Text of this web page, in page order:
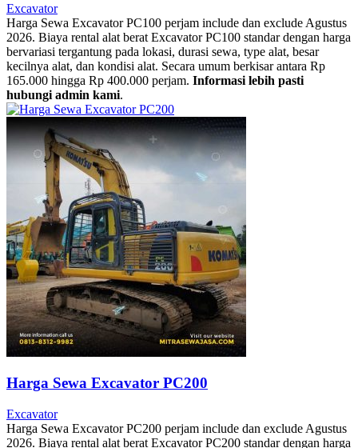
Excavator
Harga Sewa Excavator PC100 perjam include dan exclude Agustus
2026. Biaya rental alat berat Excavator PC100 standar dengan harga
bervariasi tergantung pada lokasi, durasi sewa, type alat, besar
kecilnya alat, dan kondisi alat. Secara umum berkisar antara Rp
165.000 hingga Rp 400.000 perjam. Informasi lebih pasti
hubungi admin kami.
Harga Sewa Excavator PC200
Excavator
Harga Sewa Excavator PC200 perjam include dan exclude Agustus
2026. Biaya rental alat berat Excavator PC200 standar dengan harga